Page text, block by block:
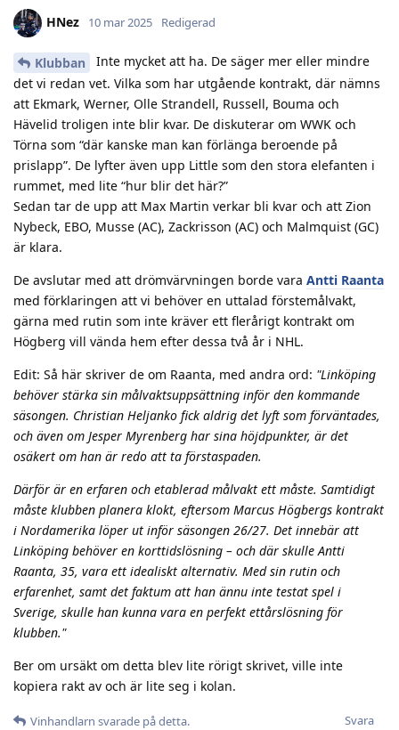
HNez 10 mar 2025 Redigerad
Klubban
Inte mycket att ha. De säger mer eller mindre
det vi redan vet. Vilka som har utgående kontrakt, där nämns
att Ekmark, Werner, Olle Strandell, Russell, Bouma och
Hävelid troligen inte blir kvar. De diskuterar om WWK och
Törna som “där kanske man kan förlänga beroende på
prislapp”. De lyfter även upp Little som den stora elefanten i
rummet, med lite “hur blir det här?”
Sedan tar de upp att Max Martin verkar bli kvar och att Zion
Nybeck, EBO, Musse (AC), Zackrisson (AC) och Malmquist (GC)
är klara.
De avslutar med att drömvärvningen borde vara Antti Raanta
med förklaringen att vi behöver en uttalad förstemålvakt,
gärna med rutin som inte kräver ett flerårigt kontrakt om
Högberg vill vända hem efter dessa två år i NHL.
Edit: Så här skriver de om Raanta, med andra ord: "Linköping
behöver stärka sin målvaktsuppsättning inför den kommande
säsongen. Christian Heljanko fick aldrig det lyft som förväntades,
och även om Jesper Myrenberg har sina höjdpunkter, är det
osäkert om han är redo att ta förstaspaden.
Därför är en erfaren och etablerad målvakt ett måste. Samtidigt
måste klubben planera klokt, eftersom Marcus Högbergs kontrakt
i Nordamerika löper ut inför säsongen 26/27. Det innebär att
Linköping behöver en korttidslösning – och där skulle Antti
Raanta, 35, vara ett idealiskt alternativ. Med sin rutin och
erfarenhet, samt det faktum att han ännu inte testat spel i
Sverige, skulle han kunna vara en perfekt ettårslösning för
klubben."
Ber om ursäkt om detta blev lite rörigt skrivet, ville inte
kopiera rakt av och är lite seg i kolan.
Svara
Vinhandlarn svarade på detta.